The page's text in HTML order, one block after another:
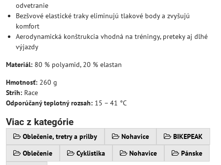
odvetranie
Bezšvové elastické traky eliminujú tlakové body a zvyšujú
komfort
Aerodynamická konštrukcia vhodná na tréningy, preteky aj dlhé
výjazdy
Materiál: 80 % polyamid, 20 % elastan
Hmotnosť: 260 g
Strih: Race
Odporúčaný teplotný rozsah: 15 – 41 °C
Viac z kategórie
Oblečenie, tretry a prilby Nohavice
BIKEPEAK
Oblečenie
Cyklistika Nohavice Pánske